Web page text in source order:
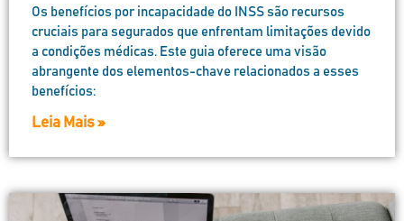
Os benefícios por incapacidade do INSS são recursos
cruciais para segurados que enfrentam limitações devido
a condições médicas. Este guia oferece uma visão
abrangente dos elementos-chave relacionados a esses
benefícios:
Leia Mais »